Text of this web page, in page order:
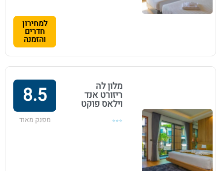
למחירון
חדרים
והזמנה
מלון לה
ריזורט אנד
וילאס פוקט
⭐⭐⭐
8.5
מפנק מאוד